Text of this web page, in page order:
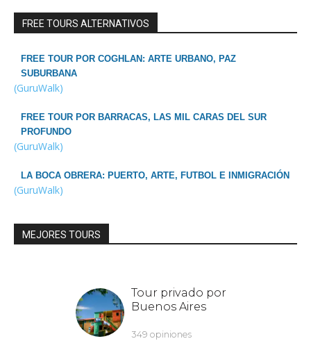
FREE TOURS ALTERNATIVOS
FREE TOUR POR COGHLAN: ARTE URBANO, PAZ
SUBURBANA
(GuruWalk)
FREE TOUR POR BARRACAS, LAS MIL CARAS DEL SUR
PROFUNDO
(GuruWalk)
LA BOCA OBRERA: PUERTO, ARTE, FUTBOL E INMIGRACIÓN
(GuruWalk)
MEJORES TOURS